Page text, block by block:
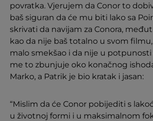
povratka. Vjerujem da Conor to
baš siguran da će mu biti lako sa
skrivati da navijam za Conora,
kao da nije baš totalno u svom
malo smekšao i da nije u potpunosti
me to zbunjuje oko konačnog
Marko, a Patrik je bio kratak i jasan:
“Mislim da će Conor pobijediti s
u životnoj formi i u maksimalnom